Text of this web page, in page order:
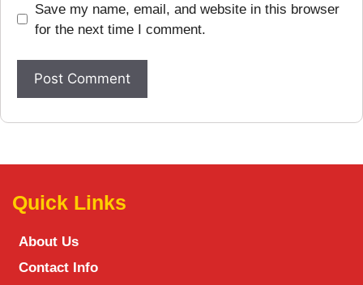
Save my name, email, and website in this browser
for the next time I comment.
Quick Links
About Us
Contact Info